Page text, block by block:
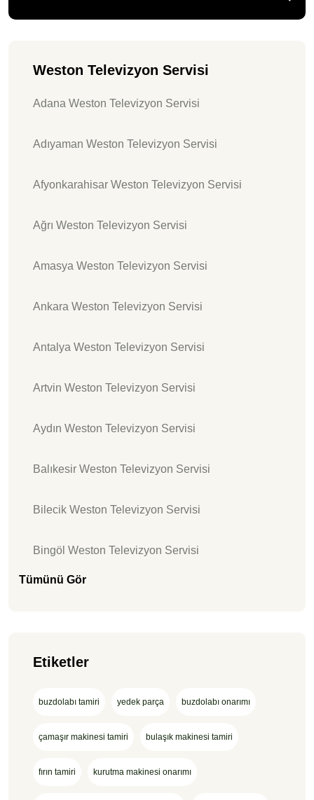
Weston Televizyon Servisi
Adana Weston Televizyon Servisi
Adıyaman Weston Televizyon Servisi
Afyonkarahisar Weston Televizyon Servisi
Ağrı Weston Televizyon Servisi
Amasya Weston Televizyon Servisi
Ankara Weston Televizyon Servisi
Antalya Weston Televizyon Servisi
Artvin Weston Televizyon Servisi
Aydın Weston Televizyon Servisi
Balıkesir Weston Televizyon Servisi
Bilecik Weston Televizyon Servisi
Bingöl Weston Televizyon Servisi
Tümünü Gör
Etiketler
buzdolabı tamiri yedek parça buzdolabı onarımı
çamaşır makinesi tamiri bulaşık makinesi tamiri
fırın tamiri kurutma makinesi onarımı